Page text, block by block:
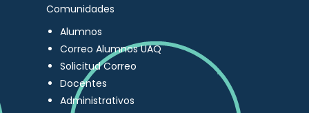
Comunidades
Alumnos
Correo Alumnos UAQ
Solicitud Correo
Docentes
Administrativos